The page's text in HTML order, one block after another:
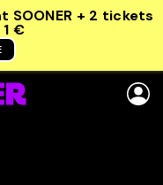
SOONER + 2 tickets
1 €